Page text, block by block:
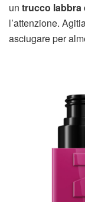
un trucco labbra
l’attenzione.
asciugare per